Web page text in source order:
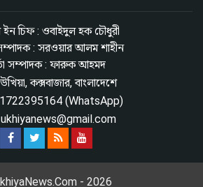
ইন চিফ : ওবাইদুল হক চৌধুরী
সম্পাদক : সরওয়ার আলম শাহীন
সম্পাদক : ফারুক আহমদ
উখিয়া, কক্সবাজার, বাংলাদেশে
(WhatsApp)
ukhiyanews@gmail.com
- 2026